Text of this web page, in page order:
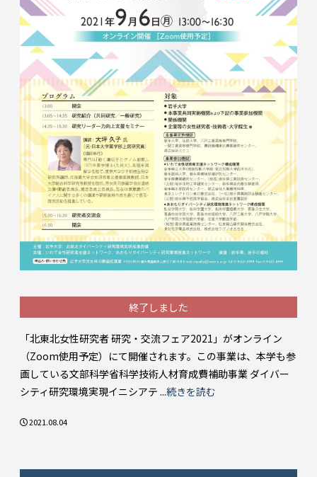
終了しました
「北東北女性研究者 研究・交流フェア2021」がオンライン
（Zoom使用予定）にて開催されます。この事業は、本学も参
画している文部科学省科学技術人材育成費補助事業 ダイバー
シティ研究環境実現イニシアテ ...続きを読む
2021.08.04